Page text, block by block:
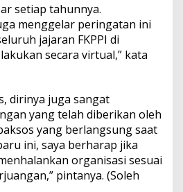
setiap tahunnya.
menggelar peringatan ini
jajaran FKPPI di
secara virtual,” kata
dirinya juga sangat
yang telah diberikan oleh
yang berlangsung saat
ini, saya berharap jika
organisasi sesuai
pintanya. (Soleh